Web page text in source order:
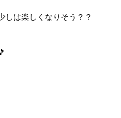
しは楽しくなりそう？？